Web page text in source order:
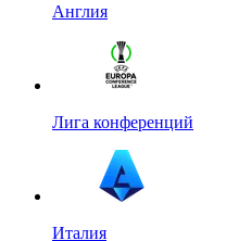
Англия
Лига конференций
Италия